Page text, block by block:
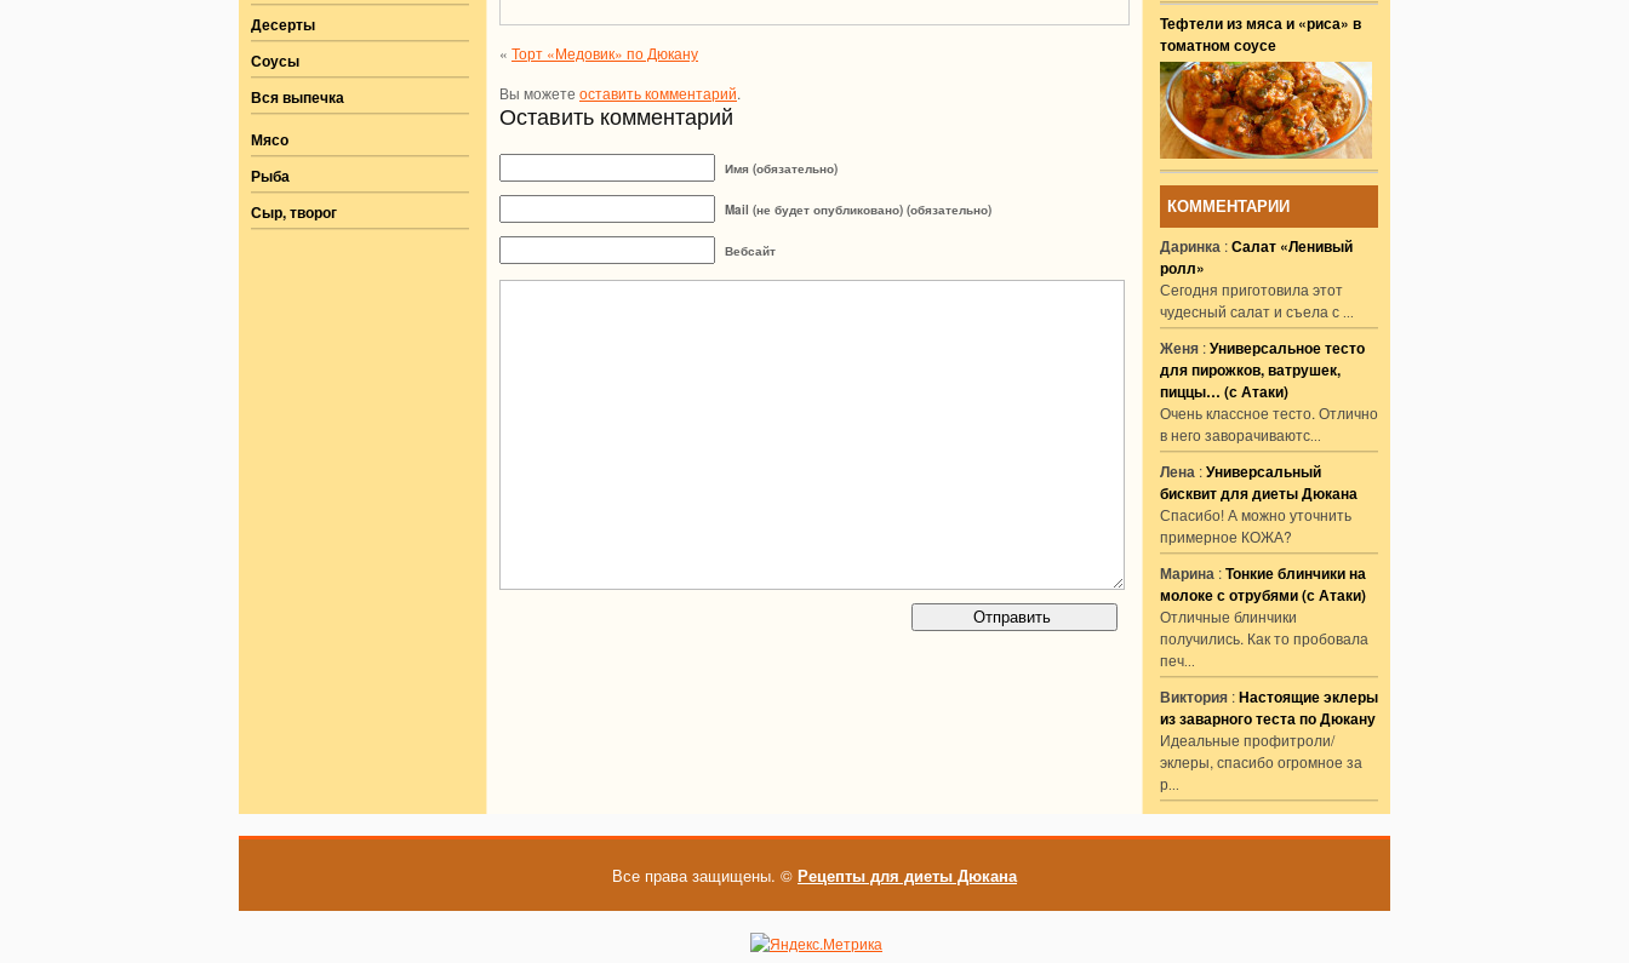
Десерты
Соусы
Вся выпечка
Мясо
Рыба
Сыр, творог
« Торт «Медовик» по Дюкану
Вы можете оставить комментарий.
Оставить комментарий
Имя (обязательно)
Mail (не будет опубликовано) (обязательно)
Вебсайт
Тефтели из мяса и «риса» в
томатном соусе
КОММЕНТАРИИ
Даринка :Салат «Ленивый
ролл»
Сегодня приготовила этот
чудесный салат и съела с ...
Женя :Универсальное тесто
для пирожков, ватрушек,
пиццы… (с Атаки)
Очень классное тесто. Отлично
в него заворачиваютс...
Лена :Универсальный
бисквит для диеты Дюкана
Спасибо! А можно уточнить
примерное КОЖА?
Марина :Тонкие блинчики на
молоке с отрубями (с Атаки)
Отличные блинчики
получились. Как то пробовала
печ...
Виктория :Настоящие эклеры
из заварного теста по Дюкану
Идеальные профитроли/
эклеры, спасибо огромное за
р...
Все права защищены. © Рецепты для диеты Дюкана